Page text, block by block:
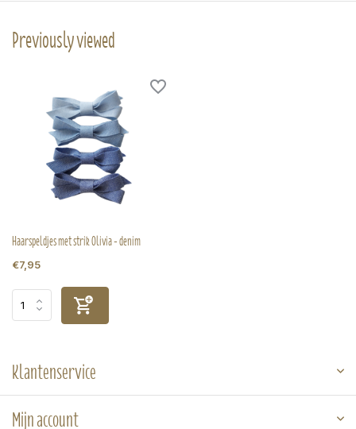
Previously viewed
Haarspeldjes met strik Olivia - denim
€7,95
Klantenservice
Mijn account